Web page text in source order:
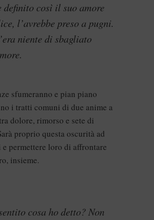
definito così il suo amore
l’avrebbe preso a pugni.
niente di sbagliato
sfumeranno e pian piano
i tratti comuni di due anime a
dolore, rimorso e sete di
proprio questa oscurità ad
permettere loro di affrontare
insieme.
cosa ho detto? Non